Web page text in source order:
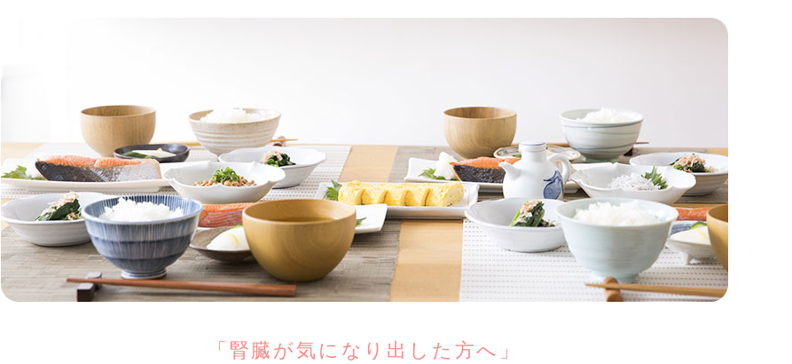
「腎臓が気になり出した方へ」